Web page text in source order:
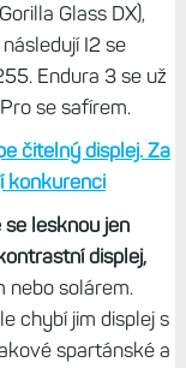
Glass DX),
I2 se
Endura 3 se už
se safírem.
čitelný displej. Za
konkurenci
lesknou jen
displej,
nebo solárem.
chybí jim displej s
spartánské a